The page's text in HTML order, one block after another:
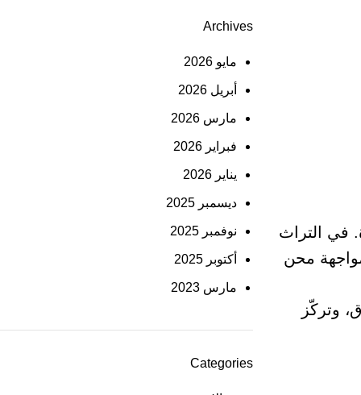
في التراث
محن
وتركّز
Archives
مايو 2026
أبريل 2026
مارس 2026
فبراير 2026
يناير 2026
ديسمبر 2025
نوفمبر 2025
أكتوبر 2025
مارس 2023
Categories